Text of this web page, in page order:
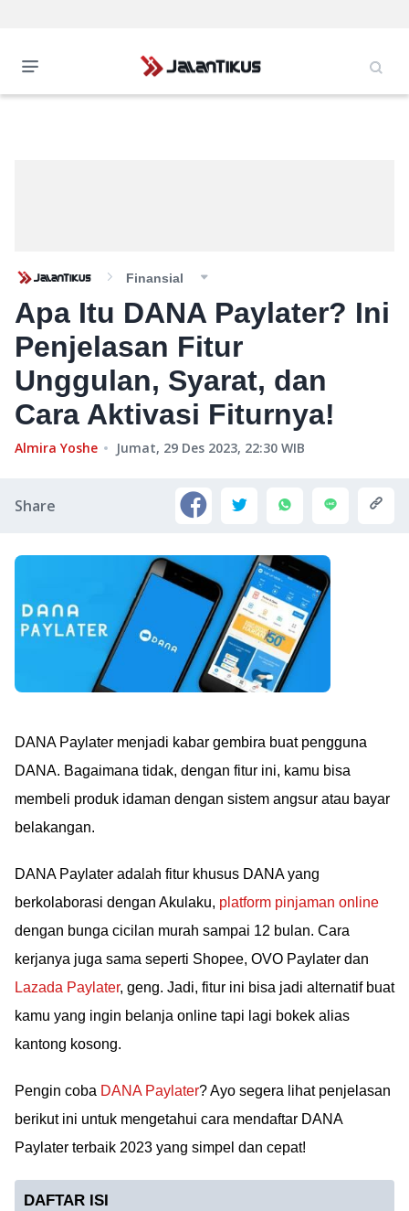
Finansial
Apa Itu DANA Paylater? Ini
Penjelasan Fitur
Unggulan, Syarat, dan
Cara Aktivasi Fiturnya!
Almira Yoshe Jumat, 29 Des 2023, 22:30 WIB
Share
DANA Paylater menjadi kabar gembira buat pengguna
DANA. Bagaimana tidak, dengan fitur ini, kamu bisa
membeli produk idaman dengan sistem angsur atau bayar
belakangan.
DANA Paylater adalah fitur khusus DANA yang
berkolaborasi dengan Akulaku, platform pinjaman online
dengan bunga cicilan murah sampai 12 bulan. Cara
kerjanya juga sama seperti Shopee, OVO Paylater dan
Lazada Paylater, geng. Jadi, fitur ini bisa jadi alternatif buat
kamu yang ingin belanja online tapi lagi bokek alias
kantong kosong.
Pengin coba DANA Paylater? Ayo segera lihat penjelasan
berikut ini untuk mengetahui cara mendaftar DANA
Paylater terbaik 2023 yang simpel dan cepat!
DAFTAR ISI